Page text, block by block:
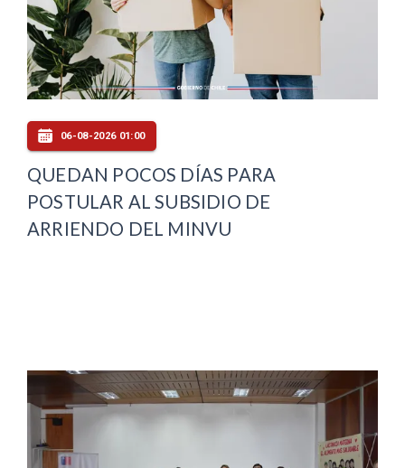
06-08-2026 01:00
QUEDAN POCOS DÍAS PARA
POSTULAR AL SUBSIDIO DE
ARRIENDO DEL MINVU